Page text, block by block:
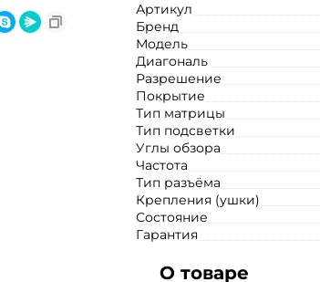
Артикул
Бренд
Модель
Диагональ
Разрешение
Покрытие
Тип матрицы
Тип подсветки
Углы обзора
Частота
Тип разъёма
Крепления (ушки)
Состояние
Гарантия
О товаре